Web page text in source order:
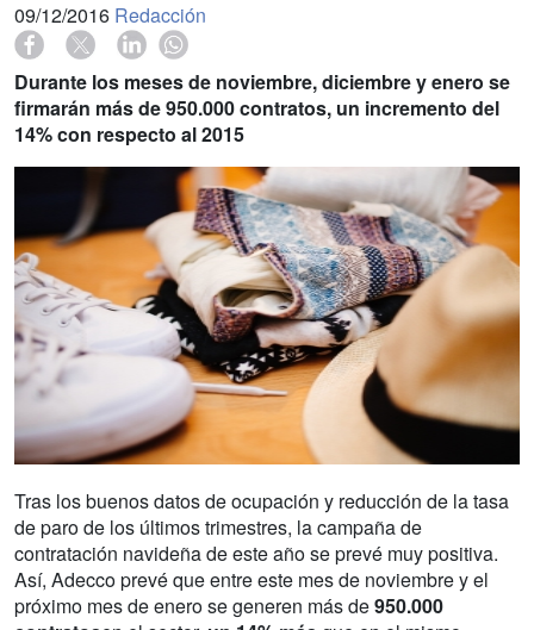
09/12/2016 Redacción
Durante los meses de noviembre, diciembre y enero se
firmarán más de 950.000 contratos, un incremento del
14% con respecto al 2015
Tras los buenos datos de ocupación y reducción de la tasa
de paro de los últimos trimestres, la campaña de
contratación navideña de este año se prevé muy positiva.
Así, Adecco prevé que entre este mes de noviembre y el
próximo mes de enero se generen más de950.000